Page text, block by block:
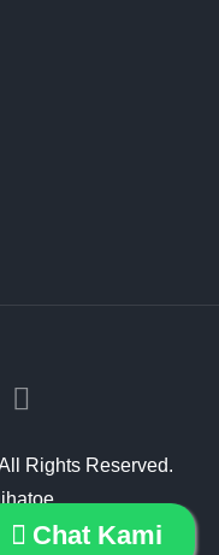
Chat Kami
Rights Reserved.